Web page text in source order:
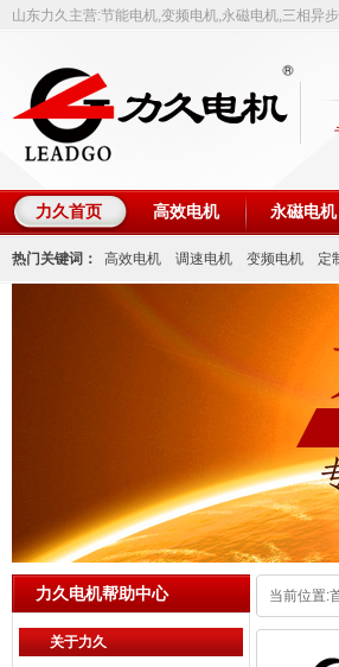
山东力久主营:节能电机,变频电机,永磁电机,三相异
力久首页 高效电机 永磁电机
热门关键词： 高效电机 调速电机 变频电机 定
力久电机帮助中心
关于力久
当前位置: